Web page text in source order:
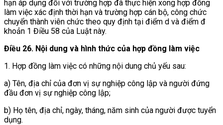
hạn áp dụng đối với trường hợp đã thực hiện xong hợp đồng
làm việc xác định thời hạn và trường hợp cán bộ, công chức
chuyển thành viên chức theo quy định tại điểm d và điểm đ
khoản 1 Điều 58 của Luật này.
Điều 26. Nội dung và hình thức của hợp đồng làm việc
1. Hợp đồng làm việc có những nội dung chủ yếu sau:
a) Tên, địa chỉ của đơn vị sự nghiệp công lập và người đứng
đầu đơn vị sự nghiệp công lập;
b) Họ tên, địa chỉ, ngày, tháng, năm sinh của người được tuyển
dụng.